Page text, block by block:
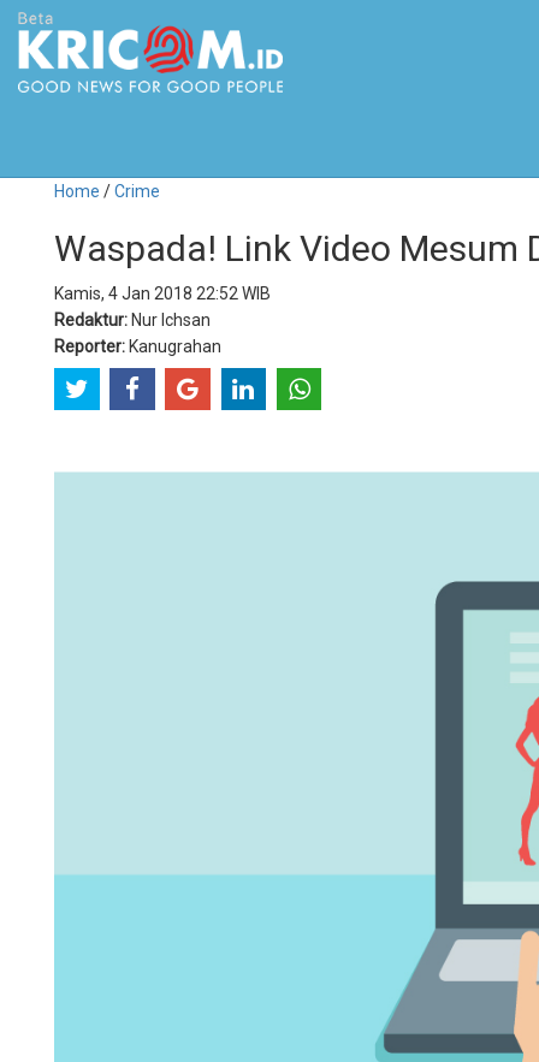
Home /Crime
Waspada! Link Video Mesum
Kamis, 4 Jan 2018 22:52 WIB
Redaktur: Nur Ichsan
Reporter: Kanugrahan